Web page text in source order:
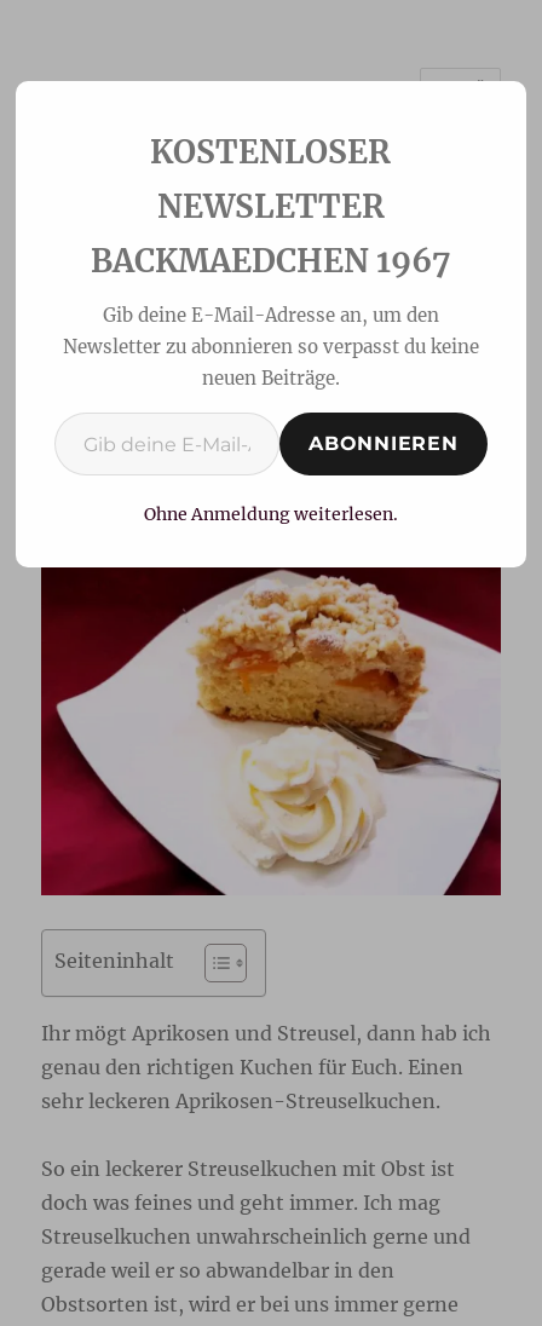
Aprikosen-
Streuselkuchen
Seiteninhalt
Ihr mögt Aprikosen und Streusel, dann hab ich
genau den richtigen Kuchen für Euch. Einen
sehr leckeren Aprikosen-Streuselkuchen.
So ein leckerer Streuselkuchen mit Obst ist
doch was feines und geht immer. Ich mag
Streuselkuchen unwahrscheinlich gerne und
gerade weil er so abwandelbar in den
Obstsorten ist, wird er bei uns immer gerne
NEWSLETTER
BACKMAEDCHEN 1967
Gib deine E-Mail-Adresse an, um den
Newsletter zu abonnieren so verpasst du keine
neuen Beiträge.
Gib deine E-Mail-Adresse ein ...
ABONNIEREN
Ohne Anmeldung weiterlesen.